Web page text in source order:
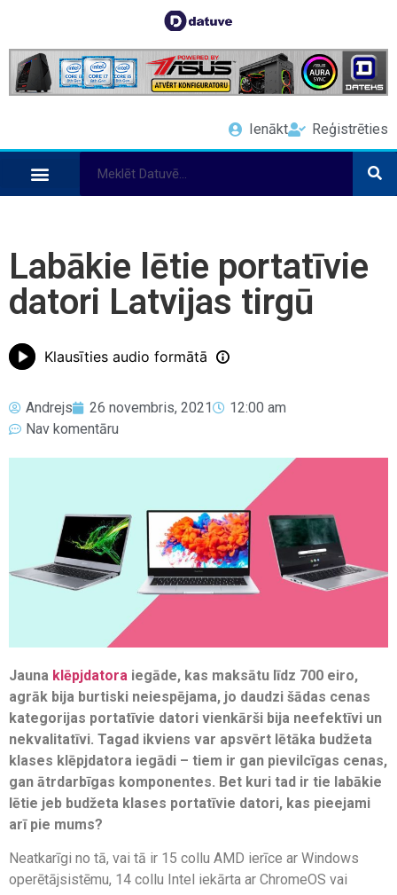
Ienākt Reģistrēties
Labākie lētie portatīvie
datori Latvijas tirgū
Klausīties audio formātā
Andrejs 26 novembris, 2021
12:00 am
Nav komentāru
Jauna klēpjdatora iegāde, kas maksātu līdz 700 eiro,
agrāk bija burtiski neiespējama, jo daudzi šādas cenas
kategorijas portatīvie datori vienkārši bija neefektīvi un
nekvalitatīvi. Tagad ikviens var apsvērt lētāka budžeta
klases klēpjdatora iegādi – tiem ir gan pievilcīgas cenas,
gan ātrdarbīgas komponentes. Bet kuri tad ir tie labākie
lētie jeb budžeta klases portatīvie datori, kas pieejami
arī pie mums?
Neatkarīgi no tā, vai tā ir 15 collu AMD ierīce ar Windows
operētājsistēmu, 14 collu Intel iekārta ar ChromeOS vai